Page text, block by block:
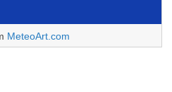
MeteoArt.com